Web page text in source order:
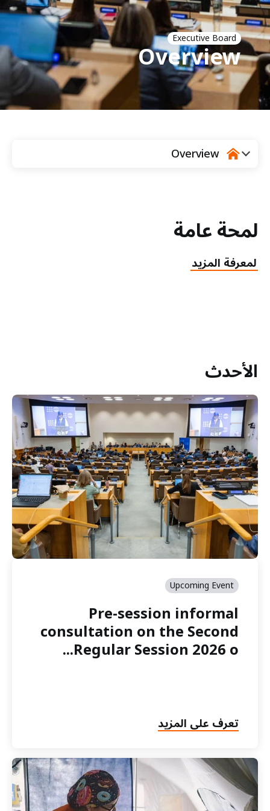
t
i
o
n
Executive Board
Overview
Overview
‫لمحة عامة‬
لمعرفة المزيد
الأحدث
Upcoming Event
Pre-session informal
consultation on the Second
Regular Session 2026 o...
تعرف على المزيد